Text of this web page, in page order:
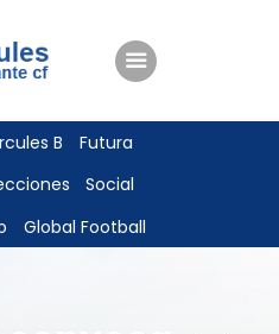
B
Futura
Social
Global Football